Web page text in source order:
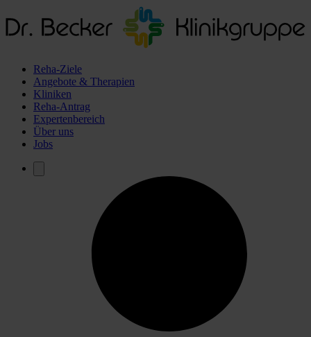
Reha-Ziele
Angebote & Therapien
Kliniken
Reha-Antrag
Expertenbereich
Über uns
Jobs